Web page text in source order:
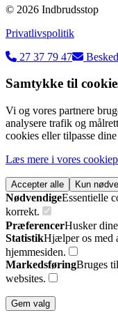
© 2026 Indbrudsstop
Privatlivspolitik
27 37 79 47
Besked
Samtykke til
Vi og vores partnere
analysere trafik og
cookies eller tilpasse
Læs mere i vores
Accepter alle Kun
NødvendigeEssentielle
korrekt.
PræferencerHusker
StatistikHjælper os med
hjemmesiden.
MarkedsføringBruges
websites.
Gem valg